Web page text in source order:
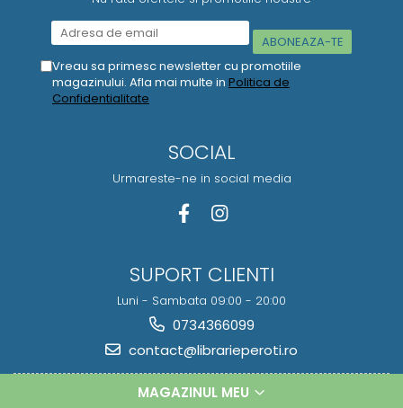
Vreau sa primesc newsletter cu promotiile
magazinului. Afla mai multe in Politica de
Confidentialitate
SOCIAL
Urmareste-ne in social media
SUPORT CLIENTI
Luni - Sambata 09:00 - 20:00
0734366099
contact@librarieperoti.ro
MAGAZINUL MEU